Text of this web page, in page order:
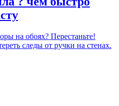
на обоях? Перестаньте!
следы от ручки на стенах.